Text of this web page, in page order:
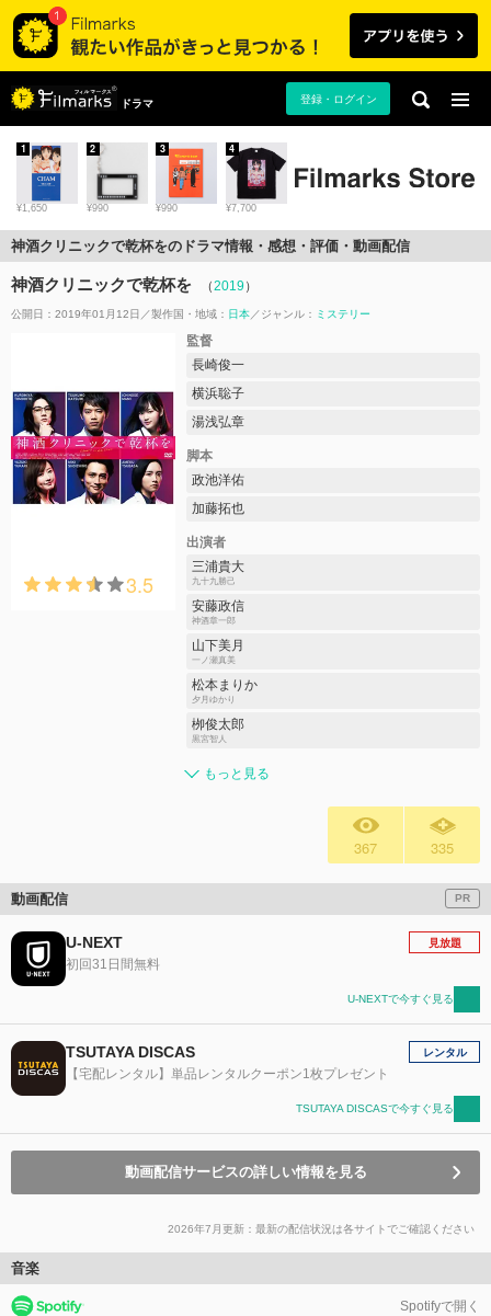
ドラマ 登録・ログイン
¥1,650
1
¥990
2
¥990
3
¥7,700
4
神酒クリニックで乾杯をのドラマ情報・感想・評価・動画配信
神酒クリニックで乾杯を （2019）
公開日：2019年01月12日 製作国・地域： 日本 ジャンル： ミステリー
3.5
監督
長崎俊一
横浜聡子
湯浅弘章
脚本
政池洋佑
加藤拓也
出演者
三浦貴大
九十九勝己
安藤政信
神酒章一郎
山下美月
一ノ瀬真美
松本まりか
夕月ゆかり
栁俊太郎
黒宮智人
もっと見る
367 335
動画配信 PR
U-NEXT
初回31日間無料
見放題
U-NEXTで今すぐ見る
TSUTAYA DISCAS
【宅配レンタル】単品レンタルクーポン1枚プレゼント
レンタル
TSUTAYA DISCASで今すぐ見る
動画配信サービスの詳しい情報を見る
2026年7月更新：最新の配信状況は各サイトでご確認ください
音楽
Spotifyで開く